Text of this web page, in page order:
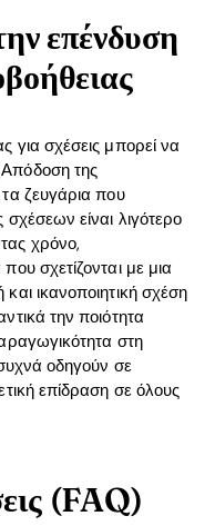
επένδυση
για σχέσεις μπορεί να
της
ζευγάρια που
σχέσεων είναι λιγότερο
χρόνο,
σχετίζονται με μια
ικανοποιητική σχέση
την ποιότητα
στη
οδηγούν σε
επίδραση σε όλους
(FAQ)